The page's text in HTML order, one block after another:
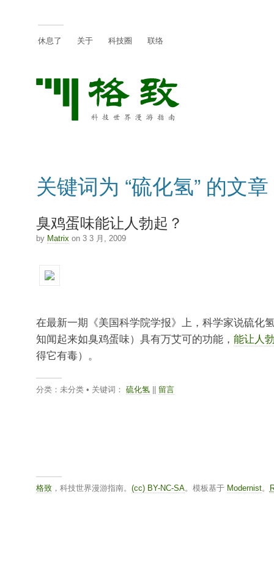
休息了 关于 科技圈 联络
关键词为 “硫化氢” 的文章
臭鸡蛋味能让人勃起？
by Matrix on 3 3 月, 2009
在最新一期《美国科学院学报》上，科学家说硫化
知闻起来如臭鸡蛋味）具有万艾可的功能， 能让人
得它有毒）。
分类：未分类 • 关键词： 硫化氢|| 留言
格致，科技世界漫游指南。 (cc) BY-NC-SA。模板基于 Modernist。